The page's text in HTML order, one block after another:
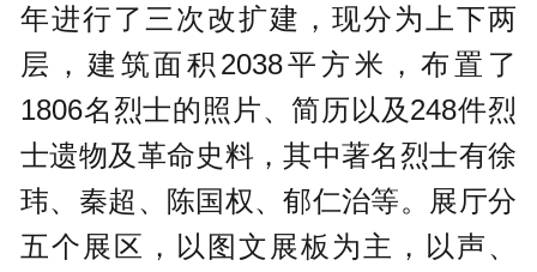
年进行了三次改扩建，现分为上下两
层，建筑面积2038平方米，布置了
1806名烈士的照片、简历以及248件烈
士遗物及革命史料，其中著名烈士有徐
玮、秦超、陈国权、郁仁治等。展厅分
五个展区，以图文展板为主，以声、